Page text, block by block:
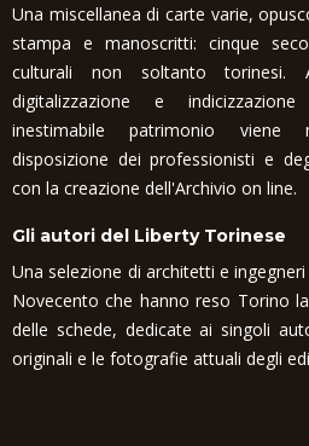
Una miscellanea di carte varie,
stampa e manoscritti: cinque
culturali non soltanto
digitalizzazione e
inestimabile patrimonio viene
disposizione dei professionisti e
con la creazione dell'Archivio on line.
Gli autori del Liberty Torinese
Una selezione di architetti e
Novecento che hanno reso Torino
delle schede, dedicate ai singoli
originali e le fotografie attuali degli